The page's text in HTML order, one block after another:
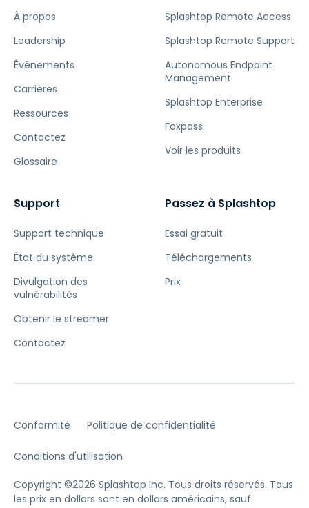
À propos
Leadership
Événements
Carrières
Ressources
Contactez
Glossaire
Splashtop Remote Access
Splashtop Remote Support
Autonomous Endpoint
Management
Splashtop Enterprise
Foxpass
Voir les produits
Support
Support technique
État du système
Divulgation des
vulnérabilités
Obtenir le streamer
Contactez
Passez à Splashtop
Essai gratuit
Téléchargements
Prix
Conformité Politique de confidentialité
Conditions d'utilisation
Copyright ©2026 Splashtop Inc. Tous droits réservés. Tous
les prix en dollars sont en dollars américains, sauf